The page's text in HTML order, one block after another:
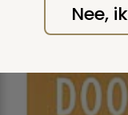
NieuwNee,